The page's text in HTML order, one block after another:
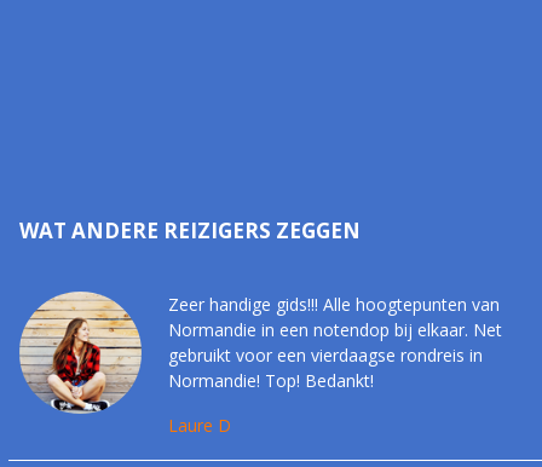
WAT ANDERE REIZIGERS ZEGGEN
Zeer handige gids!!! Alle hoogtepunten van
Normandie in een notendop bij elkaar. Net
gebruikt voor een vierdaagse rondreis in
Normandie! Top! Bedankt!
Laure D